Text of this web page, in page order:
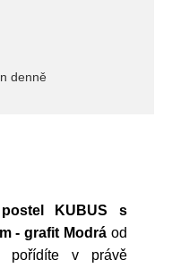
denně
postel KUBUS s
- grafit Modrá od
v právě